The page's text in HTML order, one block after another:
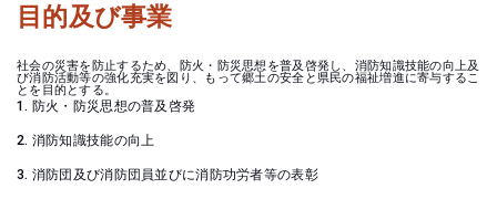
目的及び事業
社会の災害を防止するため、防火・防災思想を普及啓発し、消防知識技能の向上及
び消防活動等の強化充実を図り、もって郷土の安全と県民の福祉増進に寄与するこ
とを目的とする。
防火・防災思想の普及啓発
消防知識技能の向上
消防団及び消防団員並びに消防功労者等の表彰